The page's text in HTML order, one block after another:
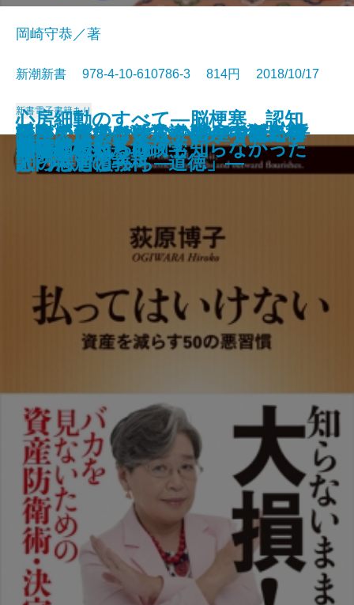
国家と教養
「あの世」と「この世」のあいだ
―たましいのふるさとを探して―
心房細動のすべて―脳梗塞、認知
症、心不全を招かないための12章
―
決定版 日中戦争
指導者の条件
眠れぬ夜のために―1967-2018
五百余の言葉―
イスラエルがすごい―マネーを呼
ぶイノベーション大国―
受験と進学の新常識―いま変わり
つつある12の現実―
米韓同盟消滅
墓が語る江戸の真実
岡崎守恭／著
新潮新書 978-4-10-610786-3 814円 2018/10/17
新書電子書籍あり
払ってはいけない―資産を減らす
50の悪習慣―
100歳の秘訣
AI時代の新・地政学
原爆 私たちは何も知らなかった
誰が「道徳」を殺すのか―徹底検
証「特別の教科 道徳」―
黙ってられるか
神社崩壊
日本人とドイツ人―比べてみたら
どっちもどっち―
甲子園という病
人生に信念はいらない―考える禅
入門―